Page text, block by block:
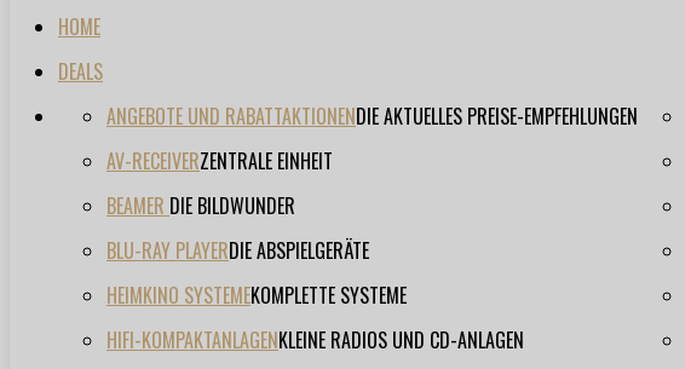
HOME
DEALS
ANGEBOTE UND RABATTAKTIONENDIE AKTUELLES PREISE-EMPFEHLUNGEN
AV-RECEIVERZENTRALE EINHEIT
BEAMER DIE BILDWUNDER
BLU-RAY PLAYERDIE ABSPIELGERÄTE
HEIMKINO SYSTEMEKOMPLETTE SYSTEME
HIFI-KOMPAKTANLAGENKLEINE RADIOS UND CD-ANLAGEN